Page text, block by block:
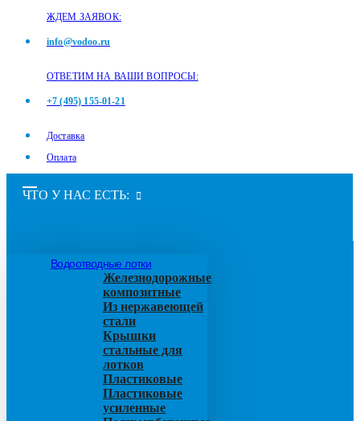
ЖДЕМ ЗАЯВОК:
info@vodoo.ru
ОТВЕТИМ НА ВАШИ ВОПРОСЫ:
+7 (495) 155-01-21
Доставка
Оплата
ЧТО У НАС ЕСТЬ:
Водоотводные лотки
Железнодорожные
композитные
Из нержавеющей
стали
Крышки
стальные для
лотков
Пластиковые
Пластиковые
усиленные